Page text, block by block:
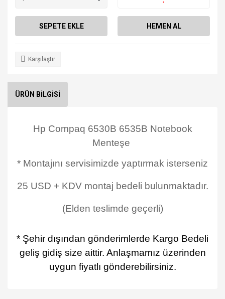
SEPETE EKLE HEMEN AL
Karşılaştır
ÜRÜN BİLGİSİ
Hp Compaq 6530B 6535B Notebook
Menteşe
* Montajını servisimizde yaptırmak isterseniz
25 USD + KDV montaj bedeli bulunmaktadır.
(Elden teslimde geçerli)
* Şehir dışından gönderimlerde Kargo Bedeli
geliş gidiş size aittir. Anlaşmamız üzerinden
uygun fiyatlı gönderebilirsiniz.